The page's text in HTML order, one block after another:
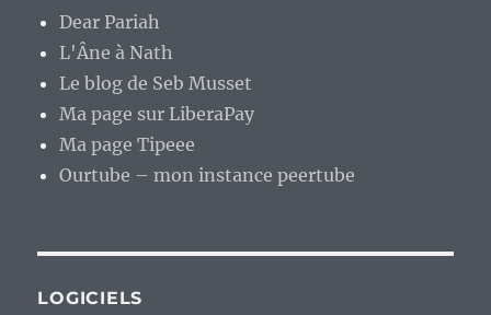
Dear Pariah
L'Âne à Nath
Le blog de Seb Musset
Ma page sur LiberaPay
Ma page Tipeee
Ourtube – mon instance peertube
LOGICIELS